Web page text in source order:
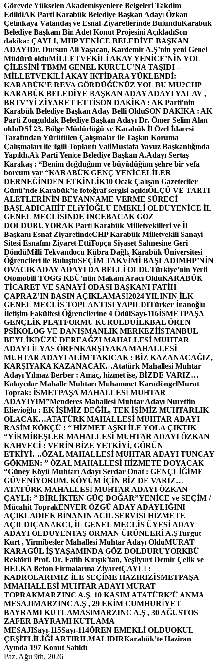
Görevde Yükselen Akademisyenlere Belgeleri Takdim
EdildiAK Parti Karabük Belediye Başkan Adayı Özkan
Çetinkaya Vatandaş ve Esnaf Ziyaretlerinde BulunduKarabük
Belediye Başkanı Bin Adet Konut Projesini AçıkladıSon
dakika: ÇAYLI, MHP YENİCE BELEDİYE BAŞKAN
ADAYIDr. Dursun Ali Yaşacan, Kardemir A.Ş’nin yeni Genel
Müdürü olduMİLLETVEKİLİ AKAY YENİCE’NİN YOL
ÇİLESİNİ TBMM GENEL KURULU’NA TAŞIDI –
MİLLETVEKİLİ AKAY İKTİDARA YÜKLENDİ:
KARABÜK’E REVA GÖRDÜĞÜNÜZ YOL BU MU?CHP
KARABÜK BELEDİYE BAŞKAN ADAY ADAYI YALAV ,
BRTV’Yİ ZİYARET ETTİSON DAKİKA : AK Parti’nin
Karabük Belediye Başkan Aday Belli OlduSON DAKİKA : AK
Parti Zonguldak Belediye Başkan Adayı Dr. Ömer Selim Alan
olduDSİ 23. Bölge Müdürlüğü ve Karabük İl Özel İdaresi
Tarafından Yürütülen Çalışmalar ile Taşkın Koruma
Çalışmaları ile ilgili Toplantı ValiMustafa Yavuz Başkanlığında
Yapıldı.Ak Parti Yenice Belediye Başkan A.Adayı Sertaş
Karakaş : “Benim doğduğum ve büyüdüğüm şehre bir vefa
borcum var “KARABÜK GENÇ YENİCELİLER
DERNEĞİNDEN ETKİNLİK10 Ocak Çalışan Gazeteciler
Günü’nde Karabük’te fotoğraf sergisi açıldıÖLÇÜ VE TARTI
ALETLERİNİN BEYANNAME VERME SÜRECİ
BAŞLADICAHİT ELiYİOĞLU EMEKLİ OLDUYENİCE İL
GENEL MECLİSİNDE İNCEBACAK GÖZ
DOLDURUYORAK Parti Karabük Milletvekilleri ve İl
Başkanı Esnaf ZiyaretindeCHP Karabük Milletvekili Sanayi
Sitesi Esnafını Ziyaret EttiTopçu Siyaset Sahnesine Geri
DöndüMilli Tekvandocu Kübra Dağlı, Karabük Üniversitesi
Öğrencileri ile BuluştuSEÇİM TAKVİMİ BAŞLADIMHP’NİN
OVACIK ADAY ADAYI DA BELLİ OLDUTürkiye’nin Yerli
Otomobili TOGG KBÜ’nün Makam Aracı OlduKARABÜK
TİCARET VE SANAYİ ODASI BAŞKANI FATİH
ÇAPRAZ’IN BASIN AÇIKLAMASI2024 YILININ İLK
GENEL MECLİS TOPLANTISI YAPILDITürker İnanoğlu
İletişim Fakültesi Öğrencilerine 4 ÖdülSayı-116İSMETPAŞA
GENÇLİK PLATFORMU KURULDUİLKBAL ÖREN
PSİKOLOG VE DANIŞMANLIK MERKEZİİSTANBUL
BEYLİKDÜZÜ DEREAĞZI MAHALLESİ MUHTAR
ADAYI İLYAS ÖRENKARŞIYAKA MAHALLESİ
MUHTAR ADAYI ALİM TAKICAK : BİZ KAZANACAĞIZ,
KARŞIYAKA KAZANACAK…Atatürk Mahallesi Muhtar
Adayı Yılmaz Berber : Amaç, hizmet ise, BİZDE VARIZ…
Kalaycılar Mahalle Muhtarı Muhammet KaradöngelMurat
Toprak: İSMETPAŞA MAHALLESİ MUHTAR
ADAYIYIM”Menderes Mahallesi Muhtar Adayı Nurettin
Elieyioğlu : EK İŞİMİZ DEĞİL, TEK İŞİMİZ MUHTARLIK
OLACAK…ATATÜRK MAHALLESİ MUHTAR ADAYI
RASİM KÖKÇÜ : “ HİZMET AŞKI İLE YOLA ÇIKTIK
“YİRMİBEŞLER MAHALLESİ MUHTAR ADAYI ÖZKAN
KAHVECİ : VERİN BİZE YETKİYİ, GÖRÜN
ETKİYİ….ÖZAL MAHALLESİ MUHTAR ADAYI TUNCAY
GÖKMEN: ” ÖZAL MAHALLESİ HİZMETE DOYACAK
“Güney Köyü Muhtarı Adayı Serdar Onat : GENÇLİĞİME
GÜVENİYORUM. KÖYÜM İÇİN BİZ DE VARIZ…
ATATÜRK MAHALLESİ MUHTAR ADAYI ÖZKAN
ÇAYLI: ” BİRLİKTEN GÜÇ DOĞAR”YENİCE ve SEÇİM /
Mücahit ToprakENVER ÖZGÜ ADAY ADAYLIĞINI
AÇIKLADIEK BİNANIN ACİL SERVİSİ HİZMETE
AÇILDIÇANAKCI, İL GENEL MECLİS ÜYESİ ADAY
ADAYI OLDUYENTAŞ ORMAN ÜRÜNLERİ A.ŞTurgut
Kurt , Yirmibeşler Mahallesi Muhtar Adayı OlduMURAT
KARAGÜL İŞ YAŞAMINDA GÖZ DOLDURUYORKBÜ
Rektörü Prof. Dr. Fatih Kırışık’tan, Yeşilyurt Demir Çelik ve
HELKA Beton Firmalarına ZiyaretÇAYLI :
KADROLARIMIZ İLE SEÇİME HAZIRIZİSMETPAŞA
MMAHALLESİ MUHTAR ADAYI MURAT
TOPRAKMARZINC A.Ş, 10 KASIM ATATÜRK’Ü ANMA
MESAJIMARZINC A.Ş , 29 EKİM CUMHURİYET
BAYRAMI KUTLAMASIMARZINC A.Ş , 30 AĞUSTOS
ZAFER BAYRAMI KUTLAMA
MESAJISayı-115Sayı-114ÖREN EMEKLİ OLDUOKUL
ÇEŞİTLİLİĞİ ARTIRILMALIDIRKarabük’te Haziran
Ayında 197 Konut Satıldı
Paz. Ağu 9th, 2026